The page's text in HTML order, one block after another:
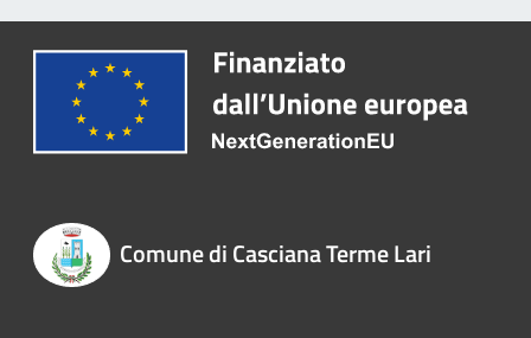
Comune di Casciana Terme Lari